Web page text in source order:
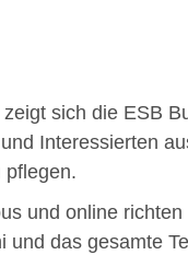
zeigt sich die ESB
Interessierten
pflegen.
und online
und das gesamte